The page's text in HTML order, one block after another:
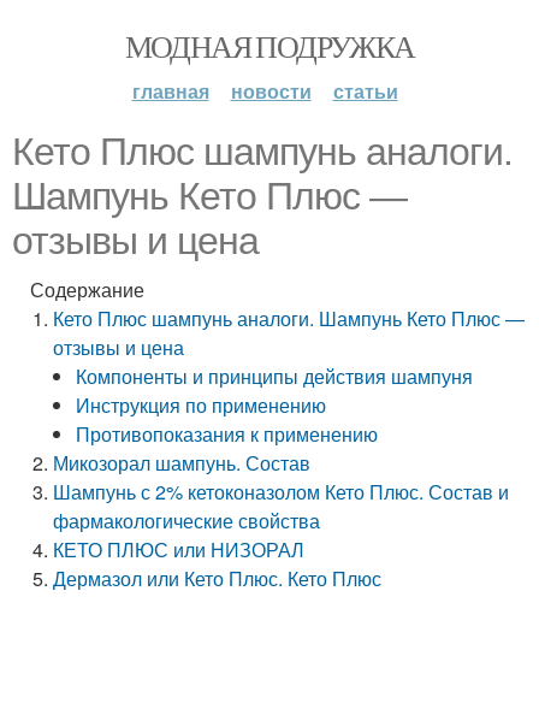
МОДНАЯ ПОДРУЖКА
главная новости статьи
Кето Плюс шампунь аналоги.
Шампунь Кето Плюс —
отзывы и цена
Содержание
Кето Плюс шампунь аналоги. Шампунь Кето Плюс —
отзывы и цена
Компоненты и принципы действия шампуня
Инструкция по применению
Противопоказания к применению
Микозорал шампунь. Состав
Шампунь с 2% кетоконазолом Кето Плюс. Состав и
фармакологические свойства
КЕТО ПЛЮС или НИЗОРАЛ
Дермазол или Кето Плюс. Кето Плюс